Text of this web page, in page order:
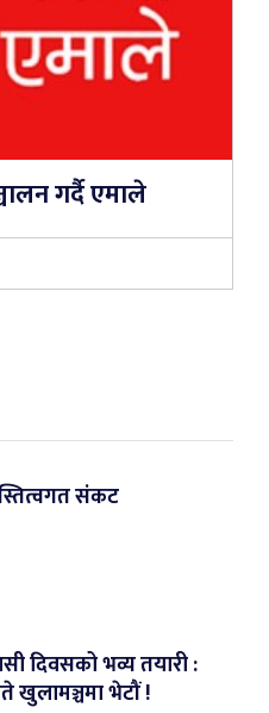
गर्दै एमाले
संकट
दिवसको भव्य तयारी :
खुलामञ्चमा भेटौं !